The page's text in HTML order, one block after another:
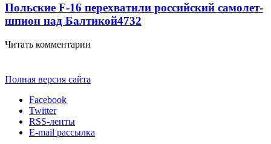
Польские F-16 перехватили российский самолет-
шпион над Балтикой4732
Читать комментарии
Полная версия сайта
Facebook
Twitter
RSS-ленты
E-mail рассылка